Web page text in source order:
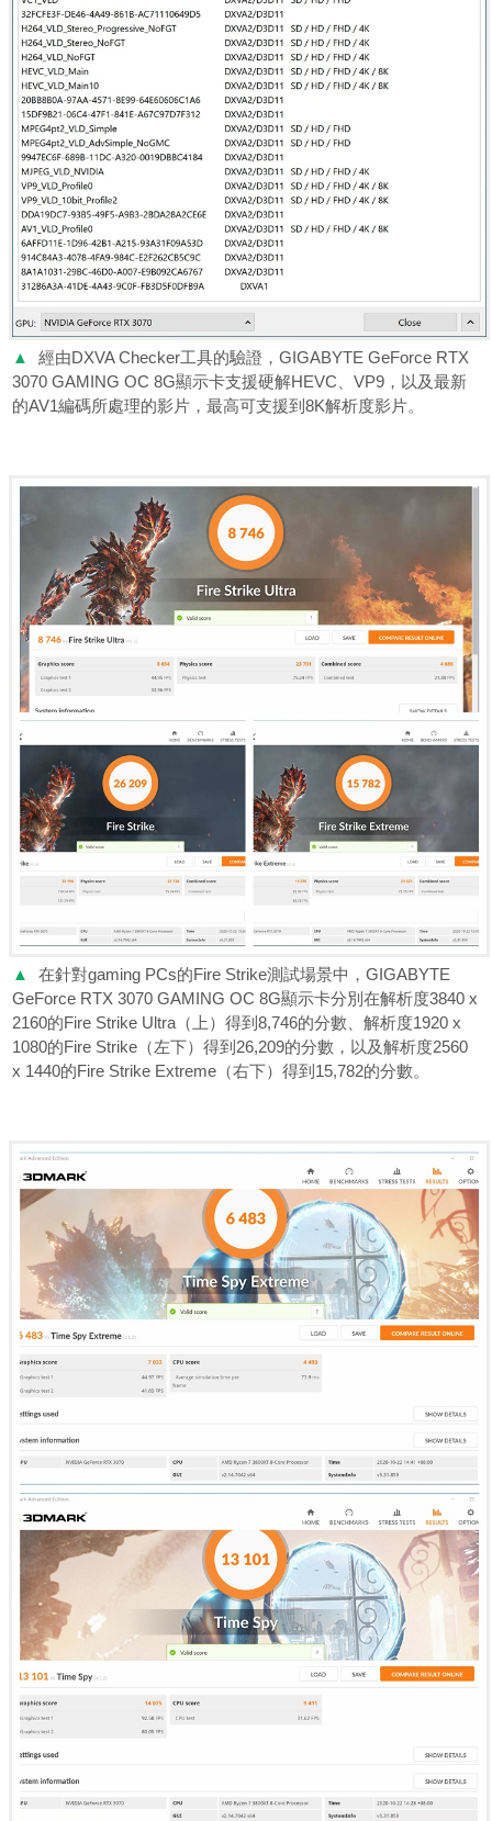
▲
經由DXVA Checker工具的驗證，GIGABYTE GeForce RTX
3070 GAMING OC 8G顯示卡支援硬解HEVC、VP9，以及最新
的AV1編碼所處理的影片，最高可支援到8K解析度影片。
▲
在針對gaming PCs的Fire Strike測試場景中，GIGABYTE
GeForce RTX 3070 GAMING OC 8G顯示卡分別在解析度3840 x
2160的Fire Strike Ultra（上）得到8,746的分數、解析度1920 x
1080的Fire Strike（左下）得到26,209的分數，以及解析度2560
x 1440的Fire Strike Extreme（右下）得到15,782的分數。